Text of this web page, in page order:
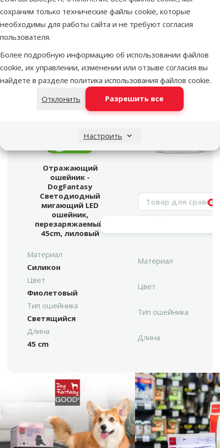
сохраним только технические файлы cookie, которые
необходимы для работы сайта и не требуют согласия
пользователя.
Более подробную информацию об использовании файлов
cookie, их управлении, изменении или отзыве согласия вы
найдете в разделе политика использования файлов cookie.
Отклонить
Разрешить все
Настроить
Номер в каталоге
73767
EAN
8595091769797
Dino Zoo рекомендует
Отражающий
ошейник -
DogFantasy
Светодиодный
мигающий LED
ошейник,
перезаряжаемый,
45cm, лиловый
Материал
Силикон
Материал
Цвет
Фиолетовый
Цвет
Тип ошейника
Светящийся
Тип ошейника
Длина
45 cm
Длина